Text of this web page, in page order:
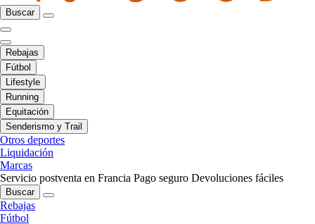
Buscar
Rebajas
Fútbol
Lifestyle
Running
Equitación
Senderismo y Trail
Otros deportes
Liquidación
Marcas
Servicio postventa en Francia Pago seguro Devoluciones fáciles
Buscar
Rebajas
Fútbol